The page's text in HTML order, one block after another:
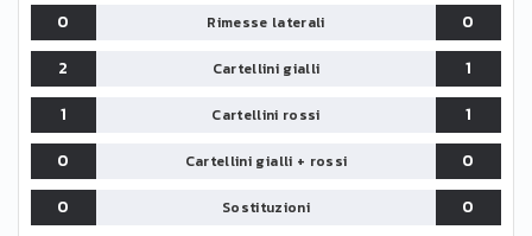
0
Rimesse laterali
0
2
Cartellini gialli
1
1
Cartellini rossi
1
0
Cartellini gialli + rossi
0
0
Sostituzioni 0